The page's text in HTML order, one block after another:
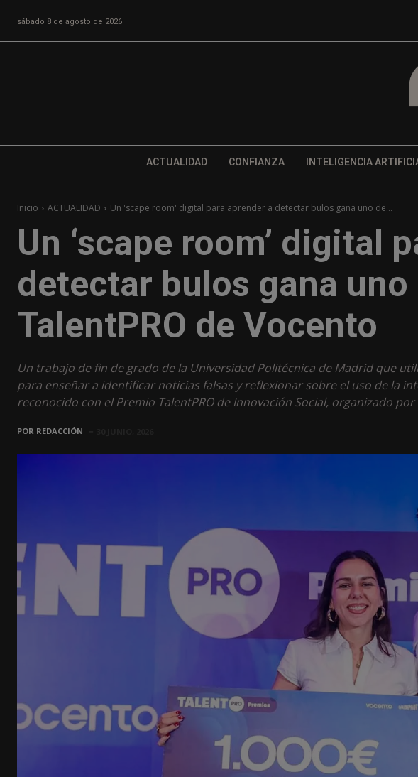
sábado 8 de agosto de 2026
ACTUALIDAD CONFIANZA INTELIGENCIA
Inicio ACTUALIDAD Un 'scape room' digital para aprender a detectar bulos gana uno de...
Un ‘scape room’ digital
detectar bulos gana
TalentPRO de Vocento
Un trabajo de fin de grado de la Universidad Politécnica de Madrid que
para enseñar a identificar noticias falsas y reflexionar sobre el uso de la
reconocido con el Premio TalentPRO de Innovación Social, organizado
POR REDACCIÓN